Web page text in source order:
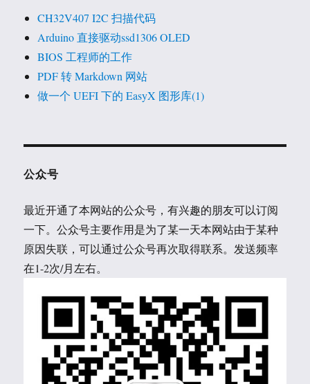
CH32V407 I2C 扫描代码
Arduino 直接驱动ssd1306 OLED
BIOS 工程师的工作
PDF 转 Markdown 网站
做一个 UEFI 下的 EasyX 图形库(1)
公众号
最近开通了本网站的公众号，有兴趣的朋友可以订阅
一下。公众号主要作用是为了某一天本网站由于某种
原因失联，可以通过公众号再次取得联系。发送频率
在1-2次/月左右。